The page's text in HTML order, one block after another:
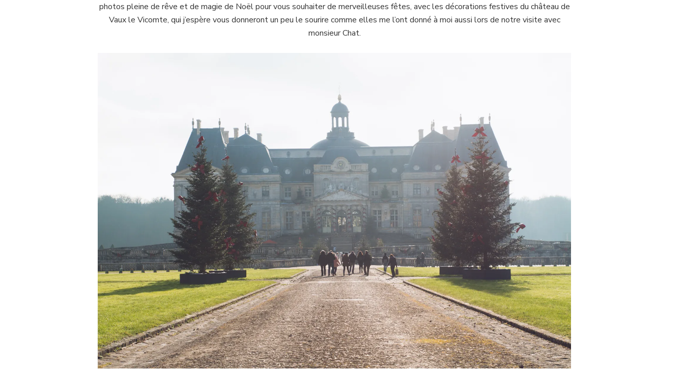
photos pleine de rêve et de magie de Noël pour vous souhaiter de merveilleuses fêtes, avec les décorations festives du château de
Vaux le Vicomte, qui j’espère vous donneront un peu le sourire comme elles me l’ont donné à moi aussi lors de notre visite avec
monsieur Chat.